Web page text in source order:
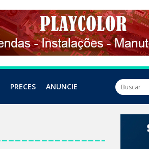
PRECES ANUNCIE